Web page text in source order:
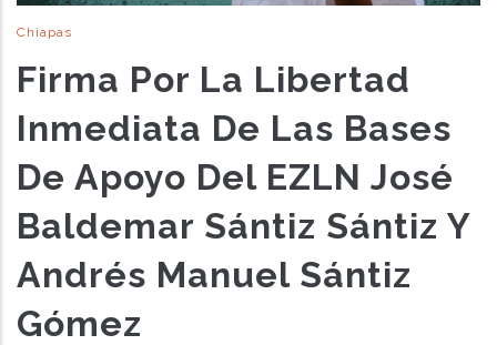
Chiapas
Firma Por La Libertad
Inmediata De Las Bases
De Apoyo Del EZLN José
Baldemar Sántiz Sántiz Y
Andrés Manuel Sántiz
Gómez